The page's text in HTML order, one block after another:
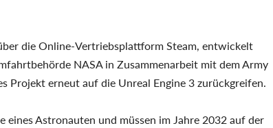
die Online-Vertriebsplattform Steam, entwickelt
NASA in Zusammenarbeit mit dem Army
Projekt erneut auf die Unreal Engine 3 zurückgreifen.
eines Astronauten und müssen im Jahre 2032 auf der